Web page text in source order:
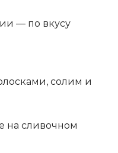
— по вкусу
солим и
на сливочном